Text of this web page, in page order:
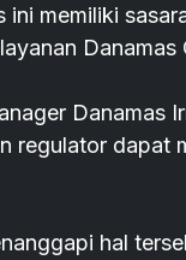
ini memiliki
Danamas
regulator dapat
hal